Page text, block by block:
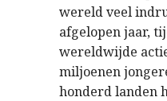
wereld veel
afgelopen jaar,
wereldwijde
miljoenen
honderd landen